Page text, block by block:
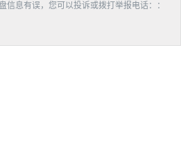
信息有误，您可以投诉或拨打举报电话：：